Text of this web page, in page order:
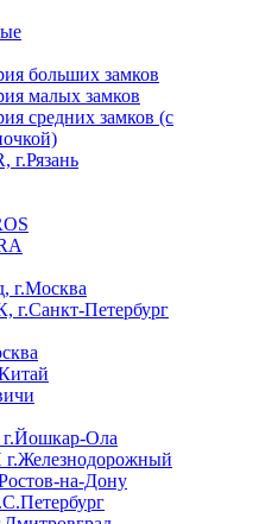
больших замков
малых замков
средних замков (с
г.Рязань
г.Москва
г.Санкт-Петербург
г.Йошкар-Ола
на-Дону